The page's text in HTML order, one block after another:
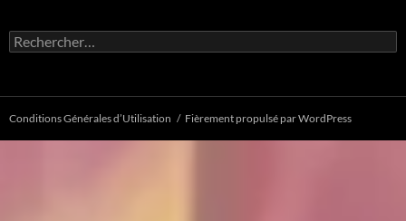
Rechercher :
Conditions Générales d’Utilisation Fièrement propulsé par WordPress